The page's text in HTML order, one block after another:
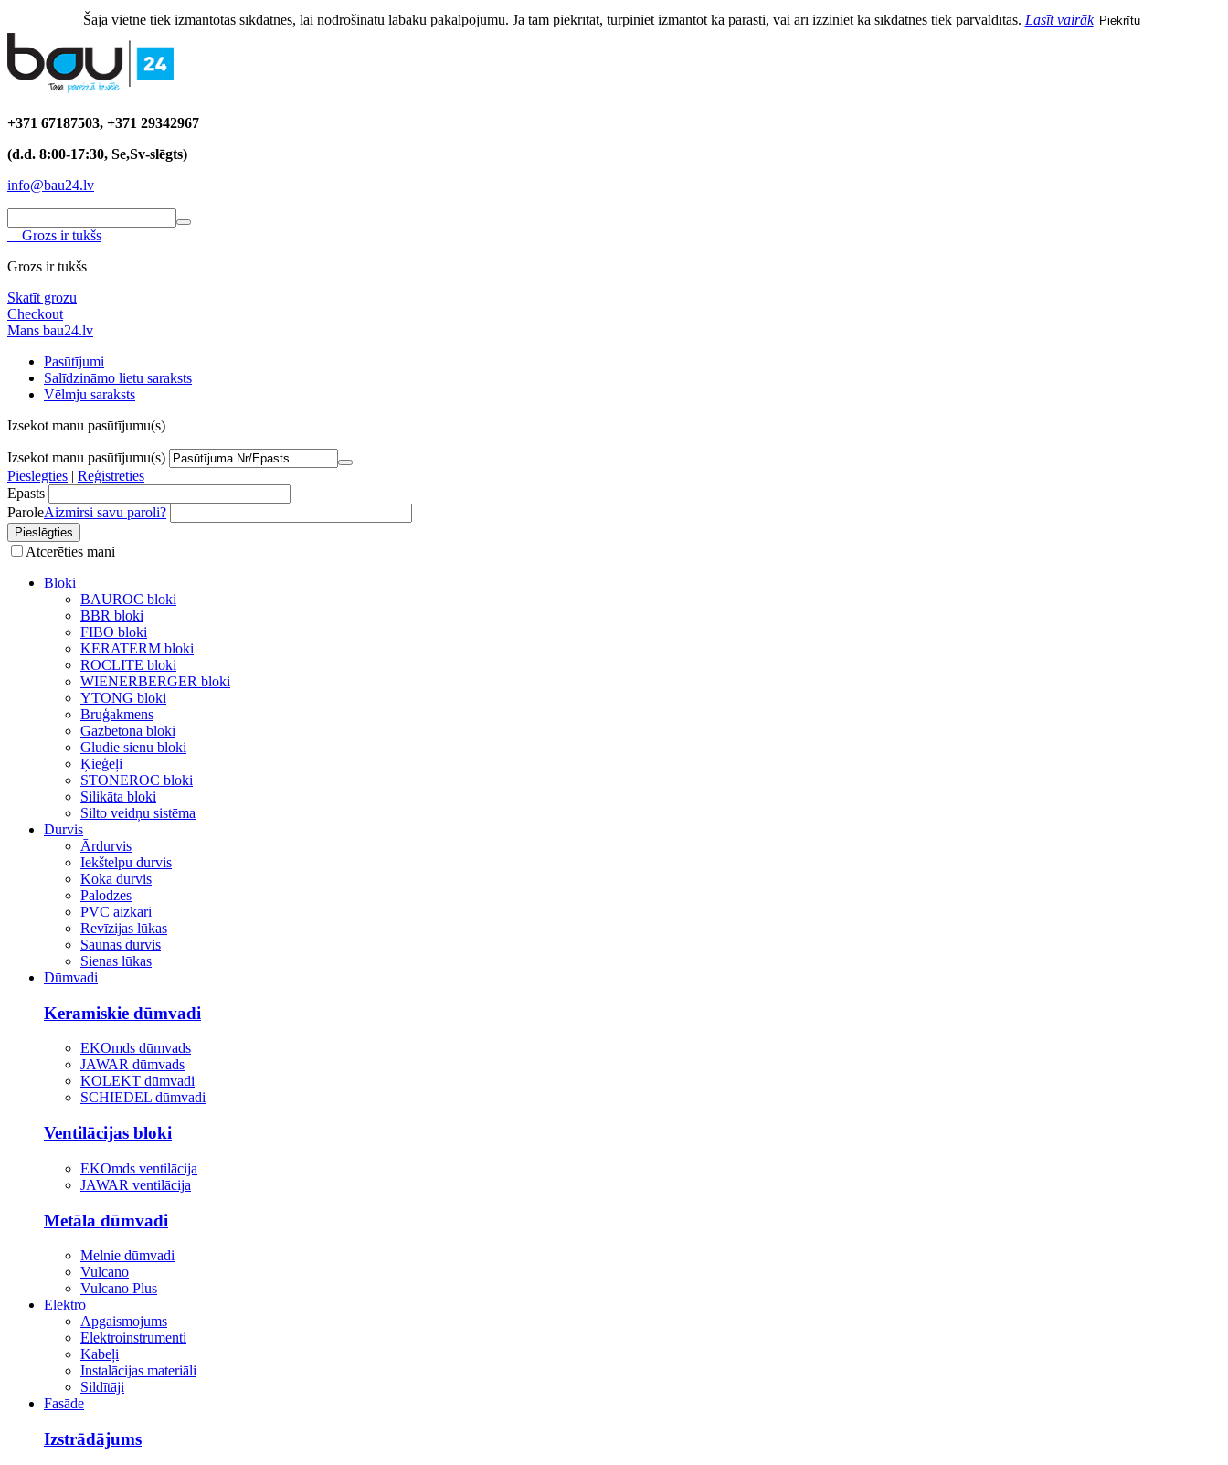
Šajā vietnē tiek izmantotas sīkdatnes, lai nodrošinātu labāku pakalpojumu. Ja tam piekrītat, turpiniet izmantot kā parasti, vai arī izziniet kā sīkdatnes tiek pārvaldītas. Lasīt vairāk Piekrītu
+371 67187503, +371 29342967
(d.d. 8:00-17:30, Se,Sv-slēgts)
info@bau24.lv
Grozs ir tukšs
Grozs ir tukšs
Skatīt grozu
Checkout
Mans bau24.lv
Pasūtījumi
Salīdzināmo lietu saraksts
Vēlmju saraksts
Izsekot manu pasūtījumu(s)
Izsekot manu pasūtījumu(s)
Pieslēgties | Reģistrēties
Epasts
ParoleAizmirsi savu paroli?
Atcerēties mani
Bloki
BAUROC bloki
BBR bloki
FIBO bloki
KERATERM bloki
ROCLITE bloki
WIENERBERGER bloki
YTONG bloki
Bruģakmens
Gāzbetona bloki
Gludie sienu bloki
Ķieģeļi
STONEROC bloki
Silikāta bloki
Silto veidņu sistēma
Durvis
Ārdurvis
Iekštelpu durvis
Koka durvis
Palodzes
PVC aizkari
Revīzijas lūkas
Saunas durvis
Sienas lūkas
Dūmvadi
Keramiskie dūmvadi
EKOmds dūmvads
JAWAR dūmvads
KOLEKT dūmvadi
SCHIEDEL dūmvadi
Ventilācijas bloki
EKOmds ventilācija
JAWAR ventilācija
Metāla dūmvadi
Melnie dūmvadi
Vulcano
Vulcano Plus
Elektro
Apgaismojums
Elektroinstrumenti
Kabeļi
Instalācijas materiāli
Sildītāji
Fasāde
Izstrādājums